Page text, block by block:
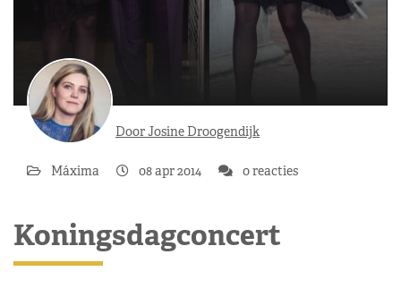
Door Josine Droogendijk
Máxima 08 apr 2014 0 reacties
Koningsdagconcert